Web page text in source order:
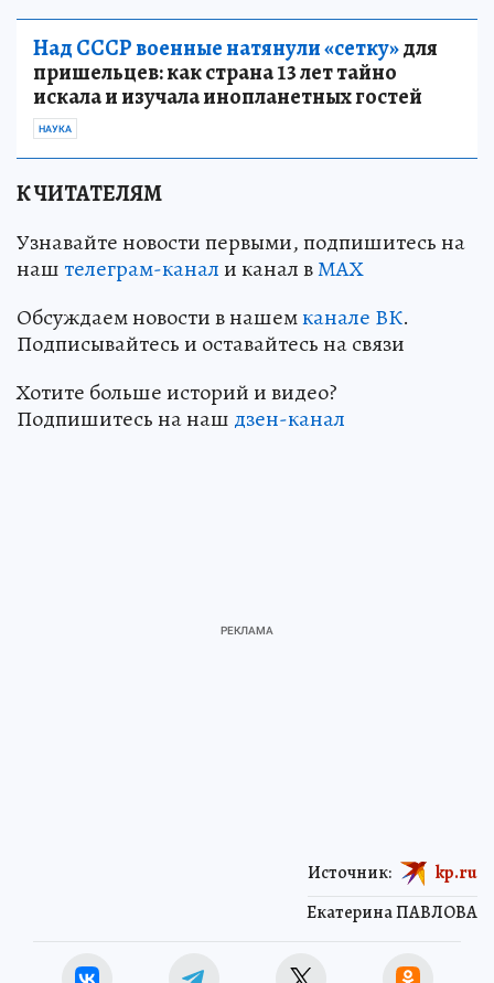
Над СССР военные натянули «сетку»для
пришельцев: как страна 13 лет тайно
искала и изучала инопланетных гостей
НАУКА
К ЧИТАТЕЛЯМ
Узнавайте новости первыми, подпишитесь на
наштелеграм-канали канал вМАХ
Обсуждаем новости в нашемканале ВК.
Подписывайтесь и оставайтесь на связи
Хотите больше историй и видео?
Подпишитесь на наш дзен-канал
Екатерина ПАВЛОВА
Источник: kp.ru